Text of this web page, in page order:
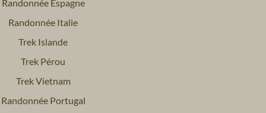
Randonnée Espagne
Randonnée Italie
Trek Islande
Trek Pérou
Trek Vietnam
Randonnée Portugal